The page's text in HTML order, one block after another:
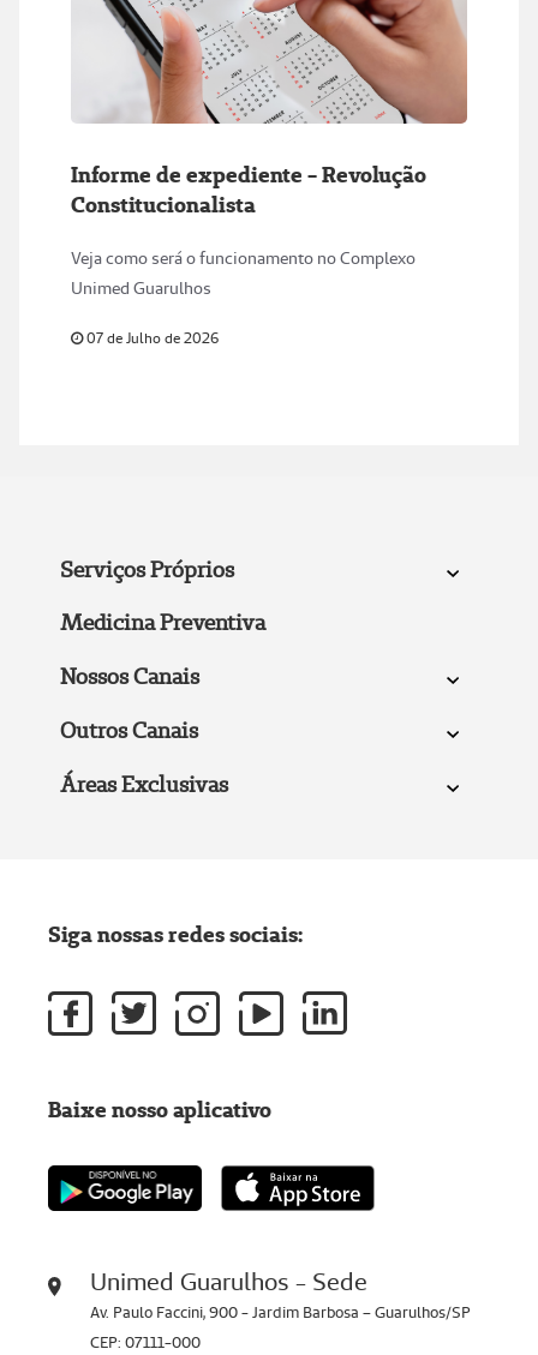
Informe de expediente - Revolução
Constitucionalista
Veja como será o funcionamento no Complexo
Unimed Guarulhos
07 de Julho de 2026
Serviços Próprios
Medicina Preventiva
Nossos Canais
Outros Canais
Áreas Exclusivas
Unimed Guarulhos - Sede
Av. Paulo Faccini, 900 - Jardim Barbosa – Guarulhos/SP
CEP: 07111-000
Siga nossas redes sociais:
Baixe nosso aplicativo